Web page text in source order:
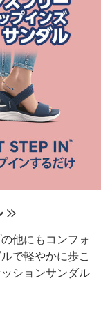
他にもコンフォ
で軽やかに歩こ
ションサンダル